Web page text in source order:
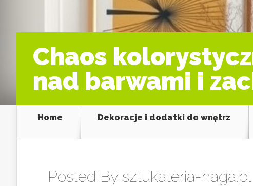
Chaos
nad barwami i
Home Dekoracje i dodatki do wnętrz
Posted By sztukateria-haga.pl